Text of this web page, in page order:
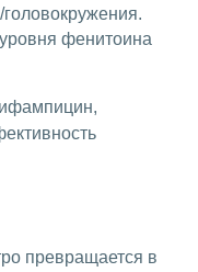
фенитоина
превращается в